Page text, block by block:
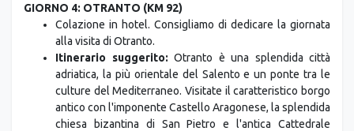
GIORNO 4: OTRANTO (KM 92)
Colazione in hotel. Consigliamo di dedicare la giornata
alla visita di Otranto.
Itinerario suggerito: Otranto è una splendida città
adriatica, la più orientale del Salento e un ponte tra le
culture del Mediterraneo. Visitate il caratteristico borgo
antico con l'imponente Castello Aragonese, la splendida
chiesa bizantina di San Pietro e l'antica Cattedrale